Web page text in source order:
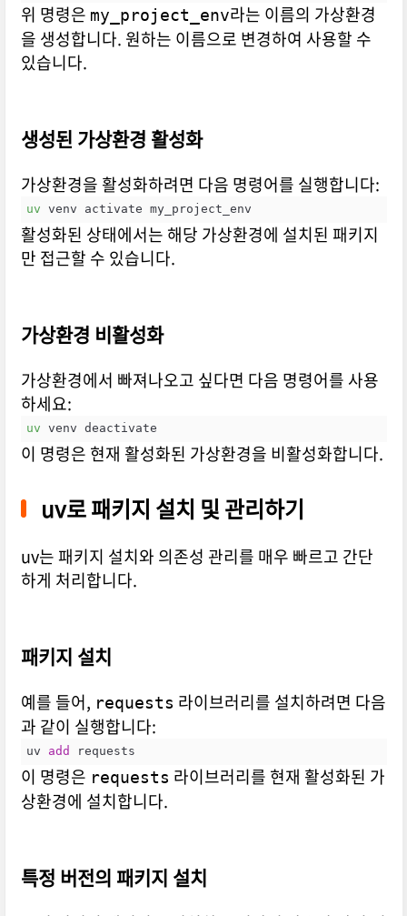
위 명령은 my_project_env라는 이름의 가상환경
을 생성합니다. 원하는 이름으로 변경하여 사용할 수
있습니다.
생성된 가상환경 활성화
가상환경을 활성화하려면 다음 명령어를 실행합니다:
uv venv activate my_project_env
활성화된 상태에서는 해당 가상환경에 설치된 패키지
만 접근할 수 있습니다.
가상환경 비활성화
가상환경에서 빠져나오고 싶다면 다음 명령어를 사용
하세요:
uv venv deactivate
이 명령은 현재 활성화된 가상환경을 비활성화합니다.
uv로 패키지 설치 및 관리하기
uv는 패키지 설치와 의존성 관리를 매우 빠르고 간단
하게 처리합니다.
패키지 설치
예를 들어, requests 라이브러리를 설치하려면 다음
과 같이 실행합니다:
uv add requests
이 명령은 requests 라이브러리를 현재 활성화된 가
상환경에 설치합니다.
특정 버전의 패키지 설치